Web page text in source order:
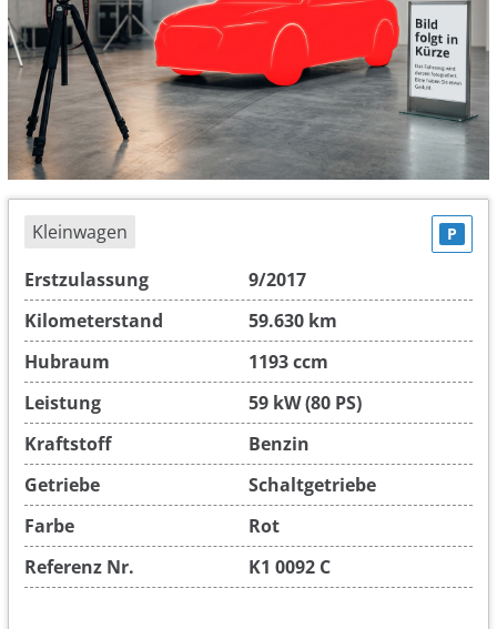
Kleinwagen P
Erstzulassung
9/2017
Kilometerstand
59.630 km
Hubraum
1193 ccm
Leistung
59 kW (80 PS)
Kraftstoff
Benzin
Getriebe
Schaltgetriebe
Farbe
Rot
Referenz Nr.
K1 0092 C